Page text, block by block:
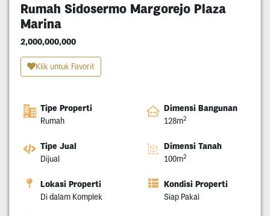
Rumah Sidosermo Margorejo Plaza
Marina
2,000,000,000
Klik untuk Favorit
Tipe Properti
Rumah
Dimensi Bangunan
128m2
Tipe Jual
Dijual
Dimensi Tanah
100m2
Lokasi Properti
Di dalam Komplek
Kondisi Properti
Siap Pakai